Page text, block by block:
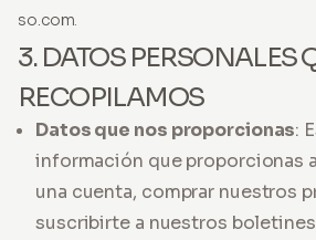
so.com.
3. DATOS PERSONALES
RECOPILAMOS
Datos que nos proporcionas:
información que proporcionas
una cuenta, comprar nuestros
suscribirte a nuestros